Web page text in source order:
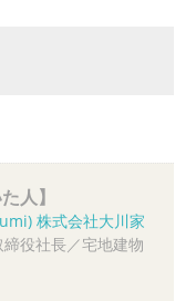
人】
株式会社大川家
役社長／宅地建物